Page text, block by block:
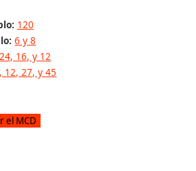
120
6 y 8
24, 16, y 12
12, 27, y 45